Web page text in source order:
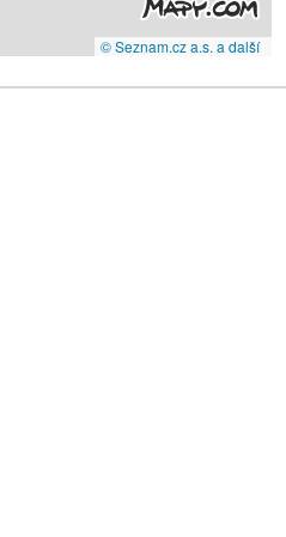
© Seznam.cz a.s. a další